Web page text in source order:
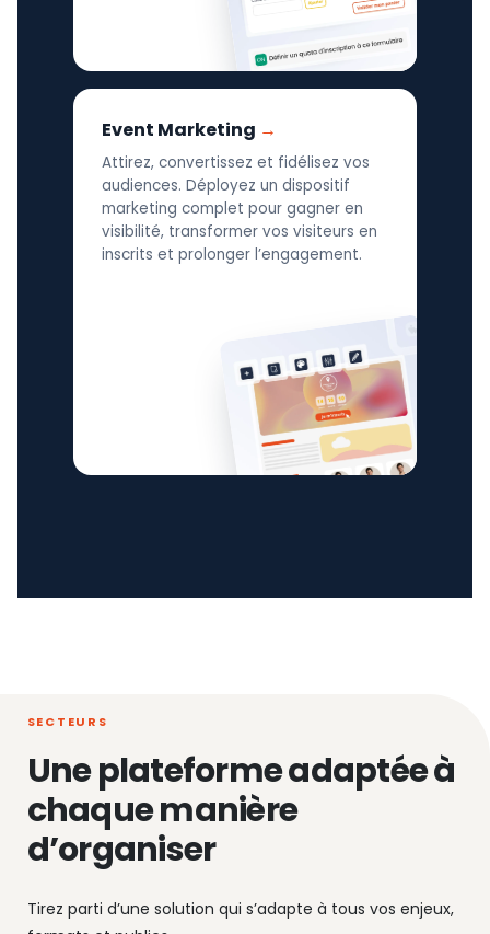
Event Marketing
Attirez, convertissez et fidélisez vos
audiences. Déployez un dispositif
marketing complet pour gagner en
visibilité, transformer vos visiteurs en
inscrits et prolonger l’engagement.
SECTEURS
Une plateforme adaptée à
chaque manière
d’organiser
Tirez parti d’une solution qui s’adapte à tous vos enjeux,